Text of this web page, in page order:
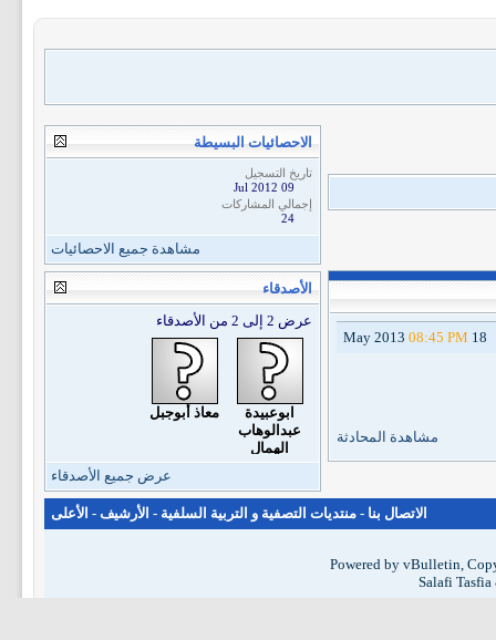
18 May 2013
08:45 PM
مشاهدة المحادثة
الاحصائيات البسيطة
تاريخ التسجيل
09 Jul 2012
إجمالي المشاركات
24
مشاهدة جميع الاحصائيات
الأصدقاء
عرض 2 إلى 2 من الأصدقاء
ابوعبيدة
عبدالوهاب
الهمال
معاذ أبوجبل
عرض جميع الأصدقاء
الاتصال بنا - منتديات التصفية و التربية السلفية - الأرشيف - الأعلى
Powered by vBulletin,
Salafi